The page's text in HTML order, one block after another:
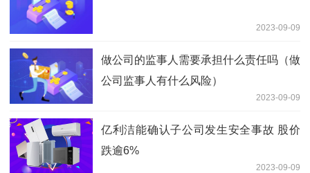
2023-09-09
做公司的监事人需要承担什么责任吗（做
公司监事人有什么风险）
2023-09-09
亿利洁能确认子公司发生安全事故 股价
跌逾6%
2023-09-09